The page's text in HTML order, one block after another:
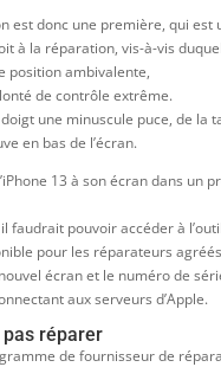
est donc une première, qui est
à la réparation, vis-à-vis
position ambivalente,
de contrôle extrême.
une minuscule puce, de la
en bas de l’écran.
13 à son écran dans un
il faudrait pouvoir accéder à
pour les réparateurs
écran et le numéro de
aux serveurs d’Apple.
pas réparer
de fournisseur de